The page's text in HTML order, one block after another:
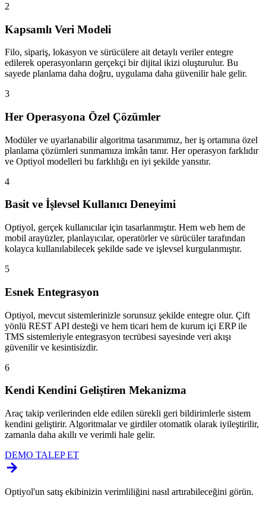
2
Kapsamlı Veri Modeli
Filo, sipariş, lokasyon ve sürücülere ait detaylı veriler entegre
edilerek operasyonların gerçekçi bir dijital ikizi oluşturulur. Bu
sayede planlama daha doğru, uygulama daha güvenilir hale gelir.
3
Her Operasyona Özel Çözümler
Modüler ve uyarlanabilir algoritma tasarımımız, her iş ortamına özel
planlama çözümleri sunmamıza imkân tanır. Her operasyon farklıdır
ve Optiyol modelleri bu farklılığı en iyi şekilde yansıtır.
4
Basit ve İşlevsel Kullanıcı Deneyimi
Optiyol, gerçek kullanıcılar için tasarlanmıştır. Hem web hem de
mobil arayüzler, planlayıcılar, operatörler ve sürücüler tarafından
kolayca kullanılabilecek şekilde sade ve işlevsel kurgulanmıştır.
5
Esnek Entegrasyon
Optiyol, mevcut sistemlerinizle sorunsuz şekilde entegre olur. Çift
yönlü REST API desteği ve hem ticari hem de kurum içi ERP ile
TMS sistemleriyle entegrasyon tecrübesi sayesinde veri akışı
güvenilir ve kesintisizdir.
6
Kendi Kendini Geliştiren Mekanizma
Araç takip verilerinden elde edilen sürekli geri bildirimlerle sistem
kendini geliştirir. Algoritmalar ve girdiler otomatik olarak iyileştirilir,
zamanla daha akıllı ve verimli hale gelir.
DEMO TALEP ET
Optiyol'un satış ekibinizin verimliliğini nasıl artırabileceğini görün.